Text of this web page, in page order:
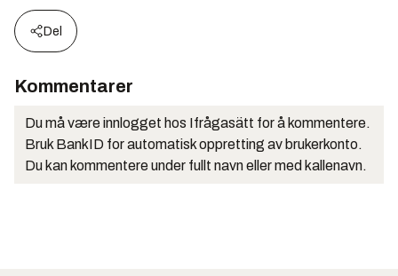
Del
Kommentarer
Du må være innlogget hos Ifrågasätt for å kommentere.
Bruk BankID for automatisk oppretting av brukerkonto.
Du kan kommentere under fullt navn eller med kallenavn.